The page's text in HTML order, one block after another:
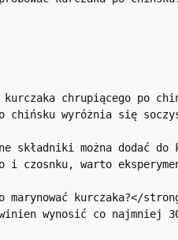
kurczaka chrupiącego po
chińsku wyróżnia się
składniki można dodać do
i czosnku, warto
marynować kurczaka?</
wynosić co najmniej